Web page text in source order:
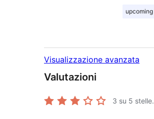
upcoming
Visualizzazione avanzata
Valutazioni
3 su 5 stelle.